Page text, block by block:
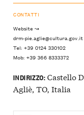
CONTATTI
Website ↝
drm-pie.aglie@cultura.gov.it
Tel: +39 0124 330102
Mob: +39 366 8333372
INDIRIZZO:Castello
Agliè, TO, Italia